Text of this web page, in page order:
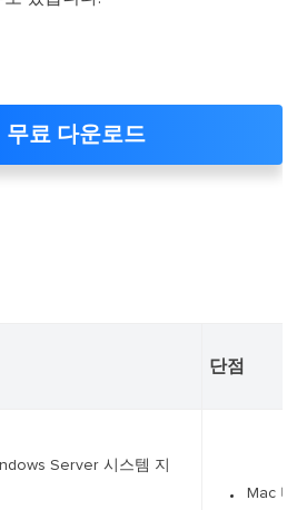
무료 다운로드
단점
Server 시스템 지
Mac